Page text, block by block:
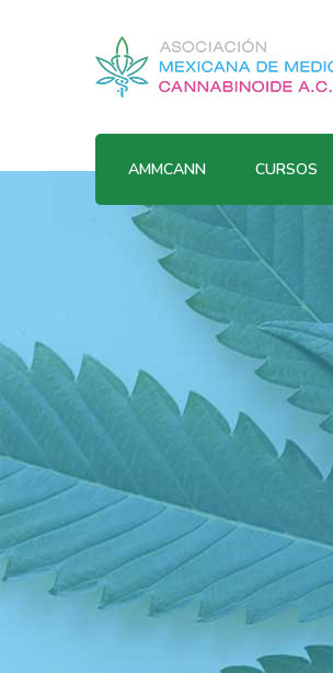
AMMCANN CURSOS